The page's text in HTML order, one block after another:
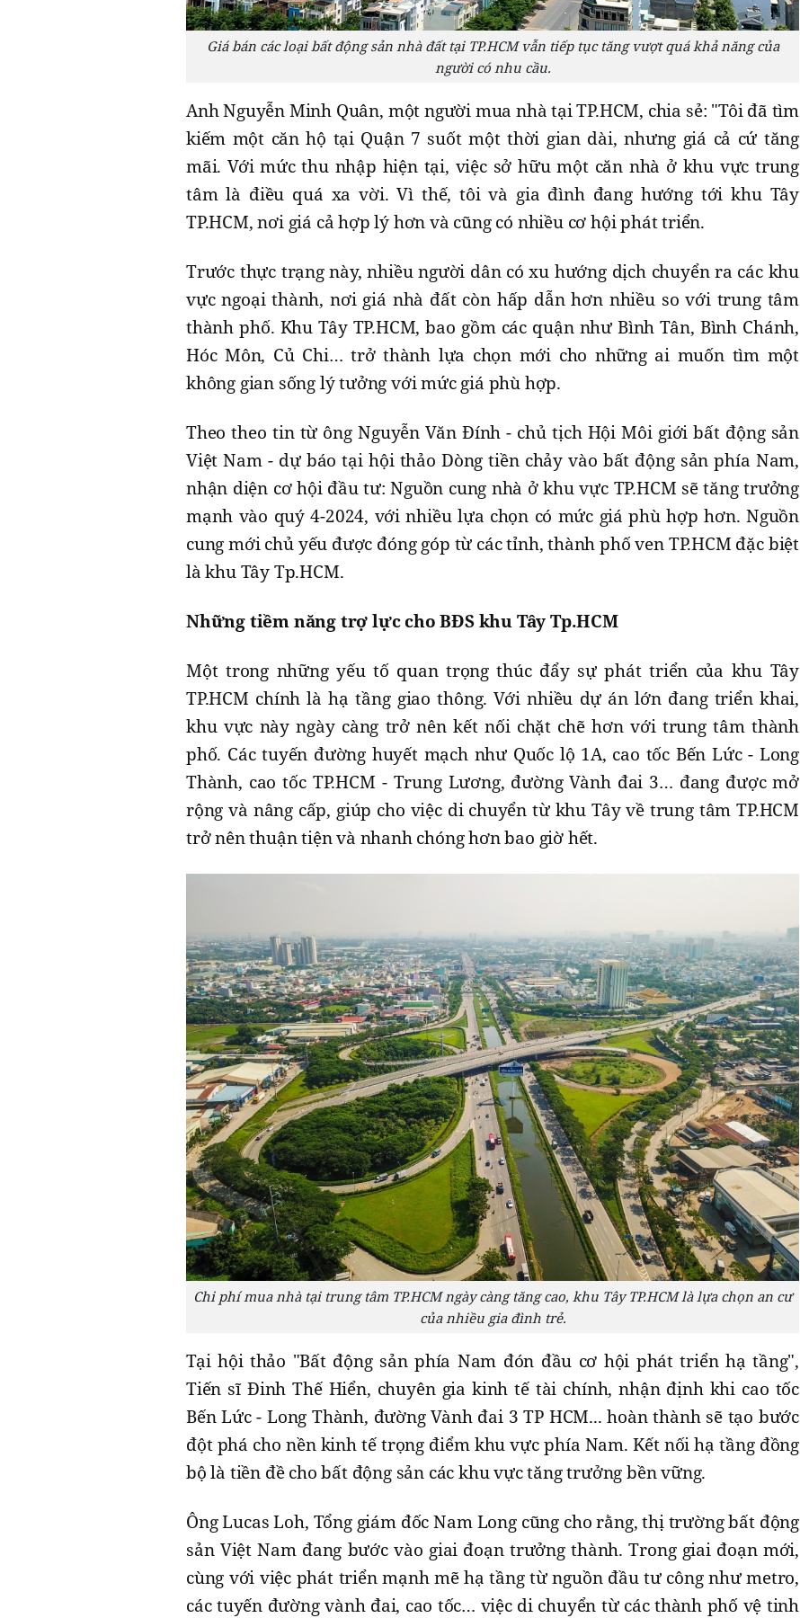
Giá bán các loại bất động sản nhà đất tại TP.HCM vẫn tiếp tục tăng vượt quá khả năng của
người có nhu cầu.
Anh Nguyễn Minh Quân, một người mua nhà tại TP.HCM, chia sẻ: "Tôi đã tìm
kiếm một căn hộ tại Quận 7 suốt một thời gian dài, nhưng giá cả cứ tăng
mãi. Với mức thu nhập hiện tại, việc sở hữu một căn nhà ở khu vực trung
tâm là điều quá xa vời. Vì thế, tôi và gia đình đang hướng tới khu Tây
TP.HCM, nơi giá cả hợp lý hơn và cũng có nhiều cơ hội phát triển.
Trước thực trạng này, nhiều người dân có xu hướng dịch chuyển ra các khu
vực ngoại thành, nơi giá nhà đất còn hấp dẫn hơn nhiều so với trung tâm
thành phố. Khu Tây TP.HCM, bao gồm các quận như Bình Tân, Bình Chánh,
Hóc Môn, Củ Chi… trở thành lựa chọn mới cho những ai muốn tìm một
không gian sống lý tưởng với mức giá phù hợp.
Theo theo tin từ ông Nguyễn Văn Đính - chủ tịch Hội Môi giới bất động sản
Việt Nam - dự báo tại hội thảo Dòng tiền chảy vào bất động sản phía Nam,
nhận diện cơ hội đầu tư: Nguồn cung nhà ở khu vực TP.HCM sẽ tăng trưởng
mạnh vào quý 4-2024, với nhiều lựa chọn có mức giá phù hợp hơn. Nguồn
cung mới chủ yếu được đóng góp từ các tỉnh, thành phố ven TP.HCM đặc biệt
là khu Tây Tp.HCM.
Những tiềm năng trợ lực cho BĐS khu Tây Tp.HCM
Một trong những yếu tố quan trọng thúc đẩy sự phát triển của khu Tây
TP.HCM chính là hạ tầng giao thông. Với nhiều dự án lớn đang triển khai,
khu vực này ngày càng trở nên kết nối chặt chẽ hơn với trung tâm thành
phố. Các tuyến đường huyết mạch như Quốc lộ 1A, cao tốc Bến Lức - Long
Thành, cao tốc TP.HCM - Trung Lương, đường Vành đai 3… đang được mở
rộng và nâng cấp, giúp cho việc di chuyển từ khu Tây về trung tâm TP.HCM
trở nên thuận tiện và nhanh chóng hơn bao giờ hết.
Chi phí mua nhà tại trung tâm TP.HCM ngày càng tăng cao, khu Tây TP.HCM là lựa chọn an cư
của nhiều gia đình trẻ.
Tại hội thảo "Bất động sản phía Nam đón đầu cơ hội phát triển hạ tầng",
Tiến sĩ Đinh Thế Hiển, chuyên gia kinh tế tài chính, nhận định khi cao tốc
Bến Lức - Long Thành, đường Vành đai 3 TP HCM... hoàn thành sẽ tạo bước
đột phá cho nền kinh tế trọng điểm khu vực phía Nam. Kết nối hạ tầng đồng
bộ là tiền đề cho bất động sản các khu vực tăng trưởng bền vững.
Ông Lucas Loh, Tổng giám đốc Nam Long cũng cho rằng, thị trường bất động
sản Việt Nam đang bước vào giai đoạn trưởng thành. Trong giai đoạn mới,
cùng với việc phát triển mạnh mẽ hạ tầng từ nguồn đầu tư công như metro,
các tuyến đường vành đai, cao tốc… việc di chuyển từ các thành phố vệ tinh